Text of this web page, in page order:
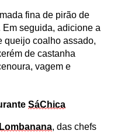
fina de pirão de
seguida, adicione a
queijo coalho assado,
de castanha
vagem e
SáChica
Lombanana, das chefs